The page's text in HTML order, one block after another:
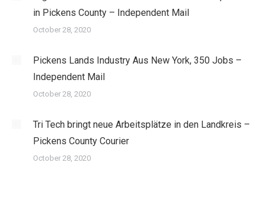
in Pickens County – Independent Mail
October 28, 2020
Pickens Lands Industry Aus New York, 350 Jobs –
Independent Mail
October 28, 2020
Tri Tech bringt neue Arbeitsplätze in den Landkreis –
Pickens County Courier
October 28, 2020